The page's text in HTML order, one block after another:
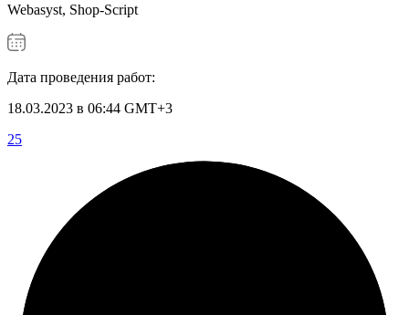
Webasyst, Shop-Script
Дата проведения работ:
18.03.2023 в 06:44 GMT+3
25